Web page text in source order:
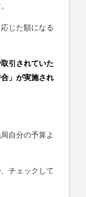
じた額になる
引されていた
」が実施され
自分の予算よ
チェックして